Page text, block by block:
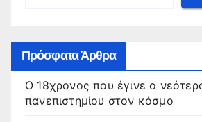
Πρόσφατα Άρθρα
Ο 18χρονος που έγινε ο
πανεπιστημίου στον κόσμο